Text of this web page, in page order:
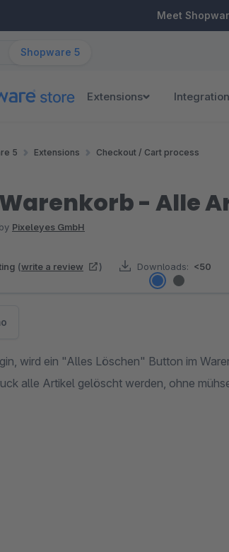
Meet
Shopware 5
Extensions
5 Extensions Checkout / Cart process
Warenkorb - Alle
by Pixeleyes GmbH
(write a review ) Downloads: <50
wird ein "Alles Löschen" Button im
alle Artikel gelöscht werden, ohne